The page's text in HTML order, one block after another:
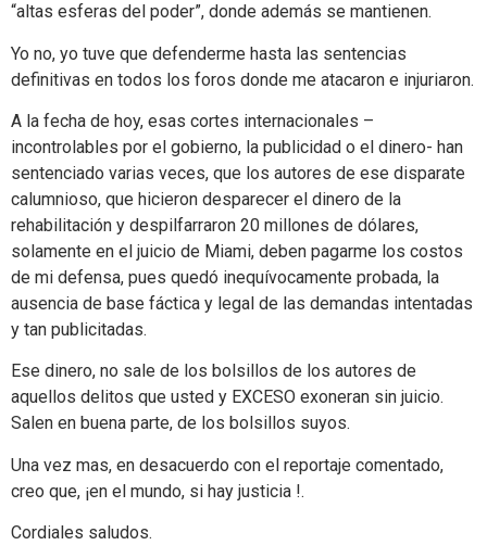
“altas esferas del poder”, donde además se mantienen.
Yo no, yo tuve que defenderme hasta las sentencias
definitivas en todos los foros donde me atacaron e injuriaron.
A la fecha de hoy, esas cortes internacionales –
incontrolables por el gobierno, la publicidad o el dinero- han
sentenciado varias veces, que los autores de ese disparate
calumnioso, que hicieron desparecer el dinero de la
rehabilitación y despilfarraron 20 millones de dólares,
solamente en el juicio de Miami, deben pagarme los costos
de mi defensa, pues quedó inequívocamente probada, la
ausencia de base fáctica y legal de las demandas intentadas
y tan publicitadas.
Ese dinero, no sale de los bolsillos de los autores de
aquellos delitos que usted y EXCESO exoneran sin juicio.
Salen en buena parte, de los bolsillos suyos.
Una vez mas, en desacuerdo con el reportaje comentado,
creo que, ¡en el mundo, si hay justicia !.
Cordiales saludos.